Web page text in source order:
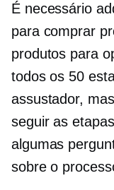
É necessário
para comprar
produtos para
todos os 50
assustador,
seguir as
algumas
sobre o